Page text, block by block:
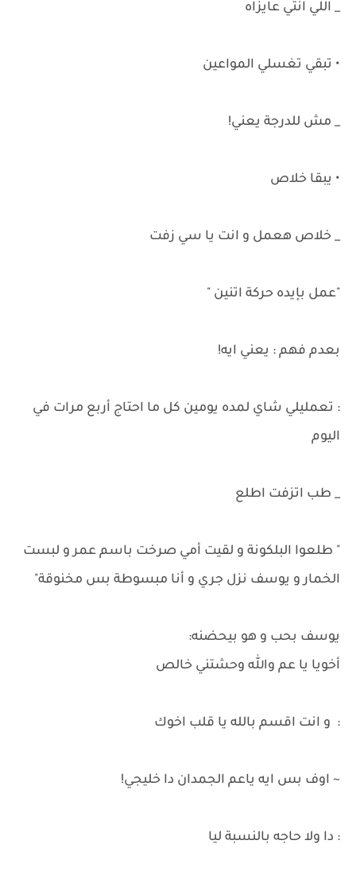
_ اللي انتي عايزاه
• تبقي تغسلي المواعين
_ مش للدرجة يعني!
• يبقا خلاص
_ خلاص هعمل و انت يا سي زفت
"عمل بإيده حركة اتنين "
بعدم فهم : يعني ايه!
: تعمليلي شاي لمده يومين كل ما احتاج أربع مرات في
اليوم
_ طب اتزفت اطلع
" طلعوا البلكونة و لقيت أمي صرخت باسم عمر و لبست
الخمار و يوسف نزل جري و أنا مبسوطة بس مخنوقة"
يوسف بحب و هو بيحضنه:
أخويا يا عم والله وحشتني خالص
: و انت اقسم بالله يا قلب اخوك
~ اوف بس ايه ياعم الجمدان دا خليجي!
: دا ولا حاجه بالنسبة ليا